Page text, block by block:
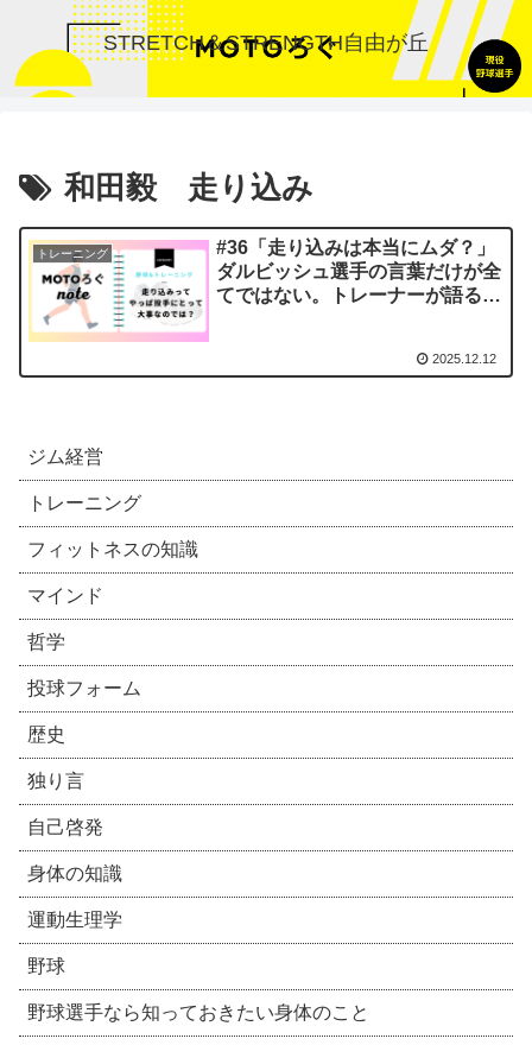
STRETCH＆STRENGTH自由が丘
和田毅 走り込み
トレーニング
#36「走り込みは本当にムダ？」
ダルビッシュ選手の言葉だけが全
てではない。トレーナーが語る持
2025.12.12
ジム経営
トレーニング
フィットネスの知識
マインド
哲学
投球フォーム
歴史
独り言
自己啓発
身体の知識
運動生理学
野球
野球選手なら知っておきたい身体のこと